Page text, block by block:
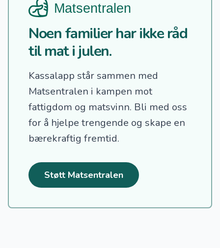
Noen familier har ikke råd
til mat i julen.
Kassalapp står sammen med
Matsentralen i kampen mot
fattigdom og matsvinn. Bli med oss
for å hjelpe trengende og skape en
bærekraftig fremtid.
Støtt Matsentralen